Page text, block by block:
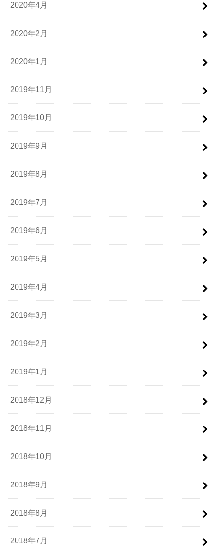
2020年4月
2020年2月
2020年1月
2019年11月
2019年10月
2019年9月
2019年8月
2019年7月
2019年6月
2019年5月
2019年4月
2019年3月
2019年2月
2019年1月
2018年12月
2018年11月
2018年10月
2018年9月
2018年8月
2018年7月